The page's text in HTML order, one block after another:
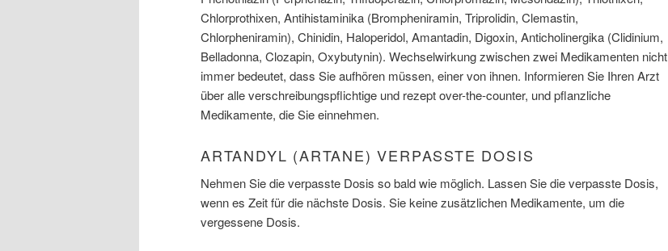
Chlorprothixen, Antihistaminika (Brompheniramin, Triprolidin, Clemastin,
Chlorpheniramin), Chinidin, Haloperidol, Amantadin, Digoxin, Anticholinergika (Clidinium,
Belladonna, Clozapin, Oxybutynin). Wechselwirkung zwischen zwei Medikamenten nicht
immer bedeutet, dass Sie aufhören müssen, einer von ihnen. Informieren Sie Ihren Arzt
über alle verschreibungspflichtige und rezept over-the-counter, und pflanzliche
Medikamente, die Sie einnehmen.
ARTANDYL (ARTANE) VERPASSTE DOSIS
Nehmen Sie die verpasste Dosis so bald wie möglich. Lassen Sie die verpasste Dosis,
wenn es Zeit für die nächste Dosis. Sie keine zusätzlichen Medikamente, um die
vergessene Dosis.